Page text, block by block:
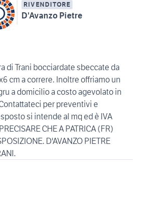
RIVENDITORE
D'Avanzo Pietre
di Trani bocciardate sbeccate da
cm a correre. Inoltre offriamo un
a domicilio a costo agevolato in
per preventivi e
si intende al mq ed è IVA
CHE A PATRICA (FR)
D'AVANZO PIETRE